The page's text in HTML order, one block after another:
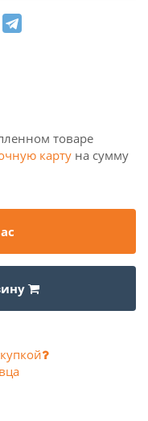
товаре
карту на сумму